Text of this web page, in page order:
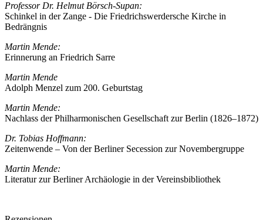
Professor Dr. Helmut Börsch-Supan:
Schinkel in der Zange - Die Friedrichswerdersche Kirche in
Bedrängnis
Martin Mende:
Erinnerung an Friedrich Sarre
Martin Mende
Adolph Menzel zum 200. Geburtstag
Martin Mende:
Nachlass der Philharmonischen Gesellschaft zur Berlin (1826–1872)
Dr. Tobias Hoffmann:
Zeitenwende – Von der Berliner Secession zur Novembergruppe
Martin Mende:
Literatur zur Berliner Archäologie in der Vereinsbibliothek